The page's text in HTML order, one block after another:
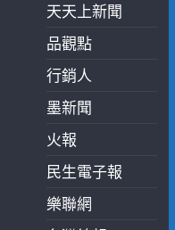
天天上新聞
品觀點
行銷人
墨新聞
火報
民生電子報
樂聯網